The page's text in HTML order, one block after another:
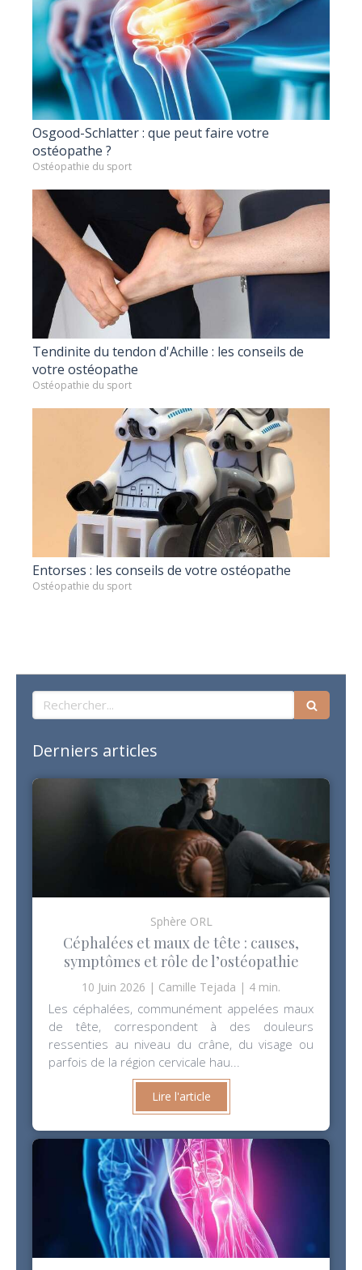
Osgood-Schlatter : que peut faire votre
ostéopathe ?
Ostéopathie du sport
Tendinite du tendon d'Achille : les conseils de
votre ostéopathe
Ostéopathie du sport
Entorses : les conseils de votre ostéopathe
Ostéopathie du sport
Rechercher
Derniers articles
Sphère ORL
Céphalées et maux de tête : causes,
symptômes et rôle de l’ostéopathie
10 Juin 2026 Camille Tejada 4 min.
Les céphalées, communément appelées maux
de tête, correspondent à des douleurs
ressenties au niveau du crâne, du visage ou
parfois de la région cervicale hau...
Lire l'article